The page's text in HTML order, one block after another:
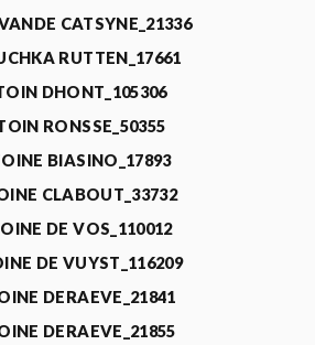
CATSYNE_21336
RUTTEN_17661
DHONT_105306
RONSSE_50355
BIASINO_17893
CLABOUT_33732
DE VOS_110012
DE VUYST_116209
DERAEVE_21841
DERAEVE_21855